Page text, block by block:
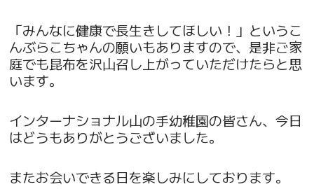
「みんなに健康で長生きしてほしい！」というこ
んぶらこちゃんの願いもありますので、是非ご家
庭でも昆布を沢山召し上がっていただけたらと思
います。
インターナショナル山の手幼稚園の皆さん、今日
はどうもありがとうございました。
またお会いできる日を楽しみにしております。